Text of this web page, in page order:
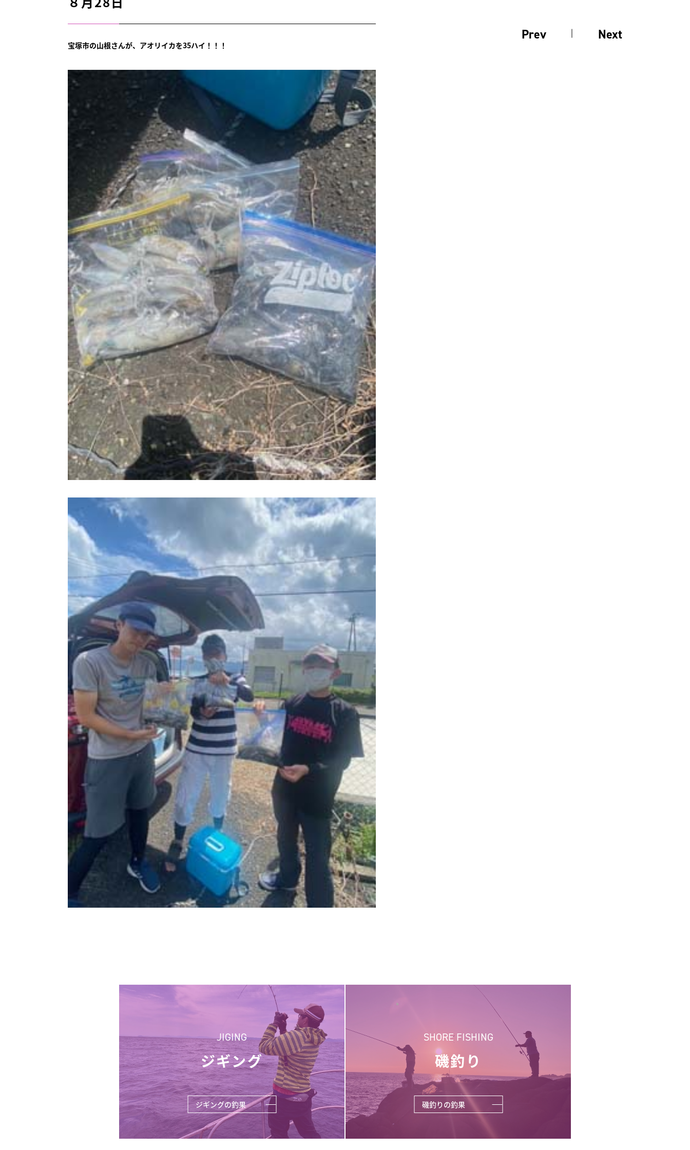
Prev Next
宝塚市の山根さんが、アオリイカを35ハイ！！！
JIGING
ジギング
ジギングの釣果
SHORE FISHING
磯釣り
磯釣りの釣果